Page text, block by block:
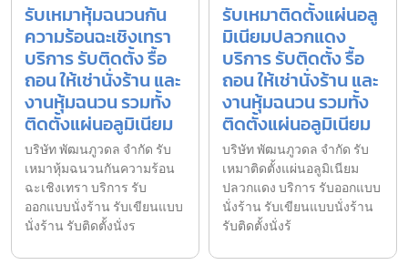
รับเหมาหุ้มฉนวนกัน
ความร้อนฉะเชิงเทรา
บริการ รับติดตั้ง รื้อ
ถอน ให้เช่านั่งร้าน และ
งานหุ้มฉนวน รวมทั้ง
ติดตั้งแผ่นอลูมิเนียม
บริษัท พัฒนภูวดล จำกัด รับ
เหมาหุ้มฉนวนกันความร้อน
ฉะเชิงเทรา บริการ รับ
ออกแบบนั่งร้าน รับเขียนแบบ
นั่งร้าน รับติดตั้งนั่งร
รับเหมาติดตั้งแผ่นอลู
มิเนียมปลวกแดง
บริการ รับติดตั้ง รื้อ
ถอน ให้เช่านั่งร้าน และ
งานหุ้มฉนวน รวมทั้ง
ติดตั้งแผ่นอลูมิเนียม
บริษัท พัฒนภูวดล จำกัด รับ
เหมาติดตั้งแผ่นอลูมิเนียม
ปลวกแดง บริการ รับออกแบบ
นั่งร้าน รับเขียนแบบนั่งร้าน
รับติดตั้งนั่งร้